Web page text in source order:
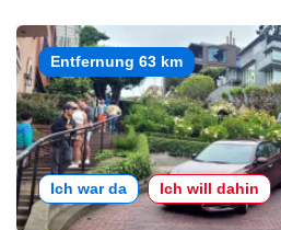
Entfernung 63 km
Ich war da Ich will dahin